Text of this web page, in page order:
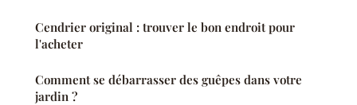
Cendrier original : trouver le bon endroit pour
l'acheter
Comment se débarrasser des guêpes dans votre
jardin ?